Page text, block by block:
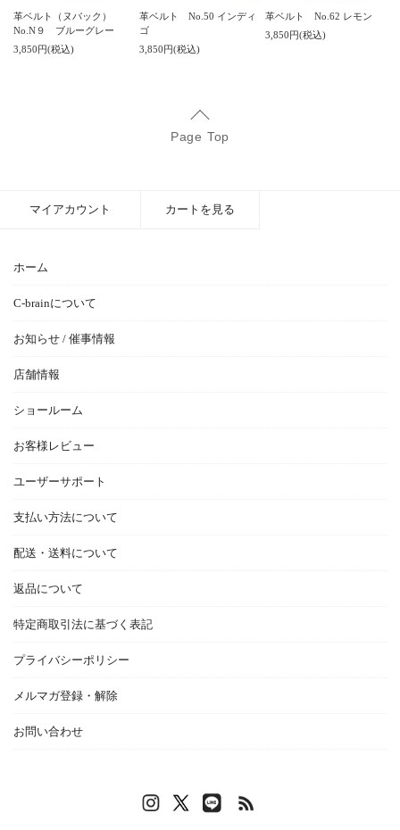
革ベルト（ヌバック）
No.N９ ブルーグレー
3,850円(税込)
革ベルト No.50 インディ
ゴ
3,850円(税込)
革ベルト No.62 レモン
3,850円(税込)
Page Top
ホーム
C-brainについて
お知らせ / 催事情報
店舗情報
ショールーム
お客様レビュー
ユーザーサポート
支払い方法について
配送・送料について
返品について
特定商取引法に基づく表記
プライバシーポリシー
メルマガ登録・解除
お問い合わせ
マイアカウント カートを見る